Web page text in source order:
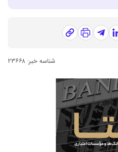
شناسه خبر: ۲۳۶۶۸